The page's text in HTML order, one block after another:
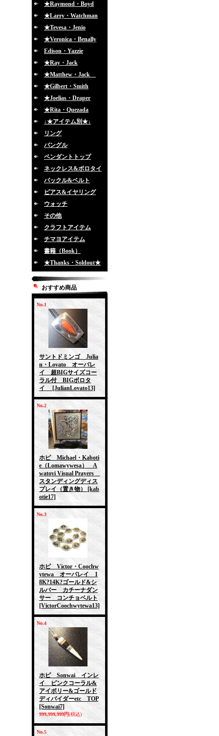
★Raymond・Boyd
★Larry・Watchman
★Tevesa・Jenio
★Veronica・Benally
Edison・Yazzie
★Ray・Jack
★Matthew・Jack
★Gilbert・Smith
★Joelias・Draper
★Rita・Quezada
↓★アイテム別★↓
リング
バングル
ペンダントトップ
ネックレス&ボロタイ
バックル&ベルト
ピアス&イヤリング
ウォッチ
その他
クラフトアイテム
チマヨアイテム
書籍（Book）
★Thanks・Soldout★
おすすめ商品
No.1
サントドミンゴ Julia
n・Lovato オーバレ
イ 超BIGサイズコー
ラル付 BIGボロタ
イ
[JulianLovato13]
No.2
ホピ Michael・Kaboti
e（Lomawywesa） A
watovi Visual Prayers
スタンディングディス
プレイ（置き物）
[kab
otie17]
No.3
ホピ Victor・Coochw
ytewa オーバレイ 1
8K?14K?ゴールド&シ
ルバー カチーナダン
サー コンチョベルト
[VictorCoochwytewa13]
No.4
ホピ Sonwai インレ
イ ピンクコーラル&
アイボリー&ゴールド
ディバイダーetc TOP
[Sonwai7]
999,999,999円(税込)
No.5